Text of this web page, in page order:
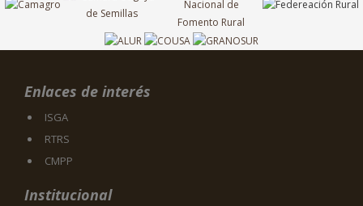
Enlaces de interés
ISGA
RTRS
CMPP
Institucional